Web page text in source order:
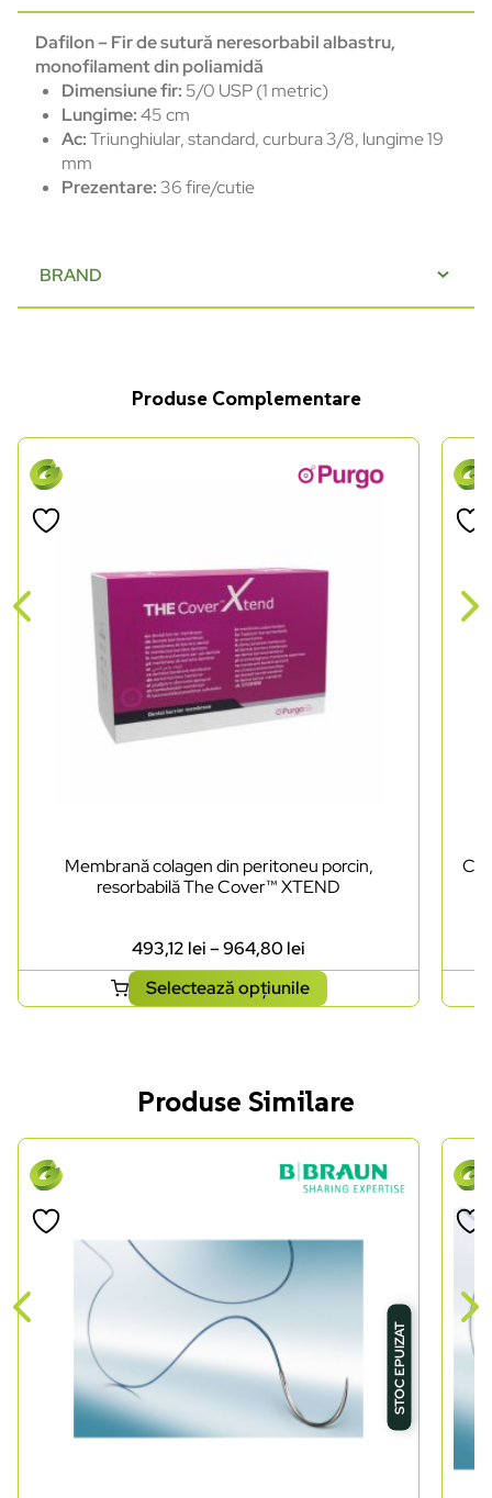
Dafilon – Fir de sutură neresorbabil albastru,
monofilament din poliamidă
Dimensiune fir: 5/0 USP (1 metric)
Lungime:45 cm
Ac:Triunghiular, standard, curbura 3/8, lungime 19
mm
Prezentare: 36 fire/cutie
BRAND
Produse Complementare
Membrană colagen din peritoneu porcin,
resorbabilă The Cover™ XTEND
493,12 lei–964,80 lei
Selectează opțiunile
Produse Similare
STOC EPUIZAT